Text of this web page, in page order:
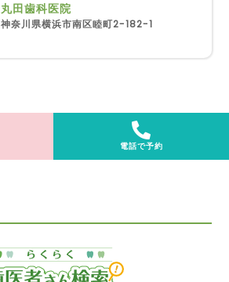
丸田歯科医院
神奈川県横浜市南区睦町2-182-1
電話で予約